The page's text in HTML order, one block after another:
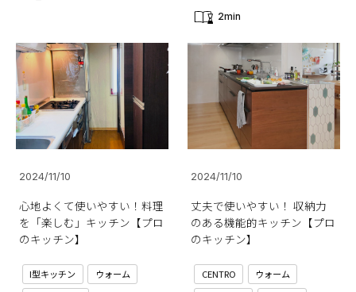
2min
2024/11/10
心地よくて使いやすい！料理
を「楽しむ」キッチン【プロ
のキッチン】
I型キッチン
ウォーム
2024/11/10
丈夫で使いやすい！ 収納力
のある機能的キッチン【プロ
のキッチン】
CENTRO
ウォーム